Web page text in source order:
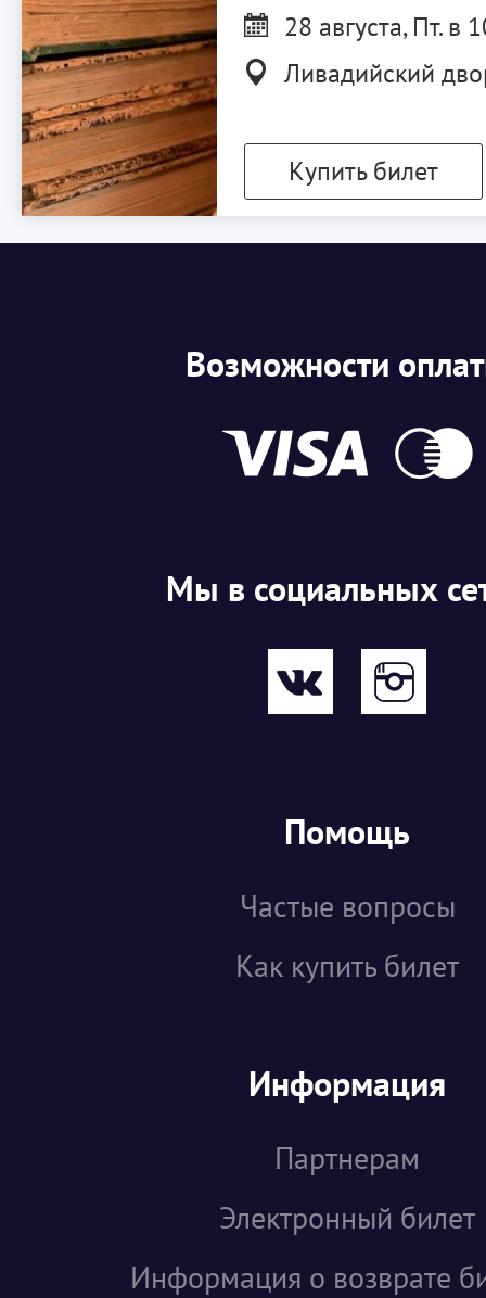
28 августа, Пт. в
Ливадийский
Купить билет
Возможности
Мы в социальных
Помощь
Частые вопросы
Как купить билет
Информация
Партнерам
Электронный билет
Информация о возврате